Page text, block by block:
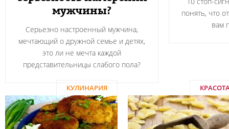
понять, что
вам
мужчины?
Серьезно настроенный мужчина,
мечтающий о дружной семье и детях,
это ли не мечта каждой
представительницы слабого пола?
КУЛИНАРИЯ